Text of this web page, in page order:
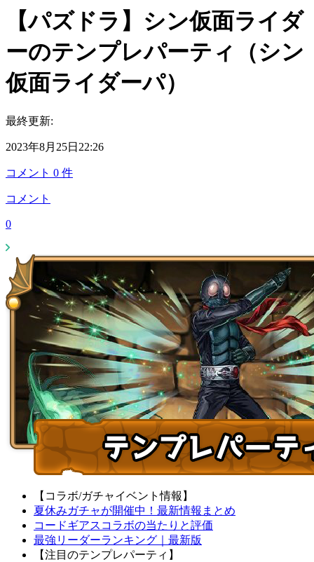
【パズドラ】シン仮面ライダ
ーのテンプレパーティ（シン
仮面ライダーパ）
最終更新:
2023年8月25日22:26
コメント 0 件
コメント
0
【コラボ/ガチャイベント情報】
夏休みガチャが開催中！最新情報まとめ
コードギアスコラボの当たりと評価
最強リーダーランキング｜最新版
【注目のテンプレパーティ】